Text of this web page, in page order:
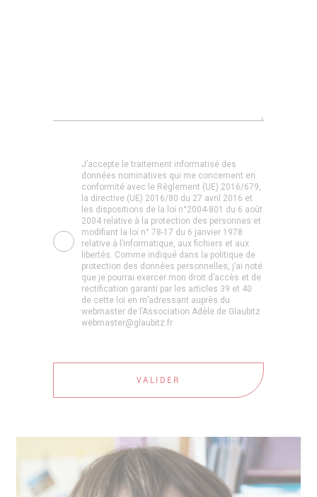
J’accepte le traitement informatisé des
données nominatives qui me concernent en
conformité avec le Règlement (UE) 2016/679,
la directive (UE) 2016/80 du 27 avril 2016 et
les dispositions de la loi n°2004-801 du 6 août
2004 relative à la protection des personnes et
modifiant la loi n° 78-17 du 6 janvier 1978
relative à l’informatique, aux fichiers et aux
libertés. Comme indiqué dans la politique de
protection des données personnelles, j’ai noté
que je pourrai exercer mon droit d’accès et de
rectification garanti par les articles 39 et 40
de cette loi en m’adressant auprès du
webmaster de l’Association Adèle de Glaubitz
webmaster@glaubitz.fr